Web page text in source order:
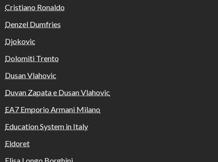
Cristiano Ronaldo
Denzel Dumfries
Djokovic
Dolomiti Trento
Dusan Vlahovic
Duvan Zapata e Dusan Vlahovic
EA7 Emporio Armani Milano
Education System in Italy
Eldoret
Elisa Longo Borghini